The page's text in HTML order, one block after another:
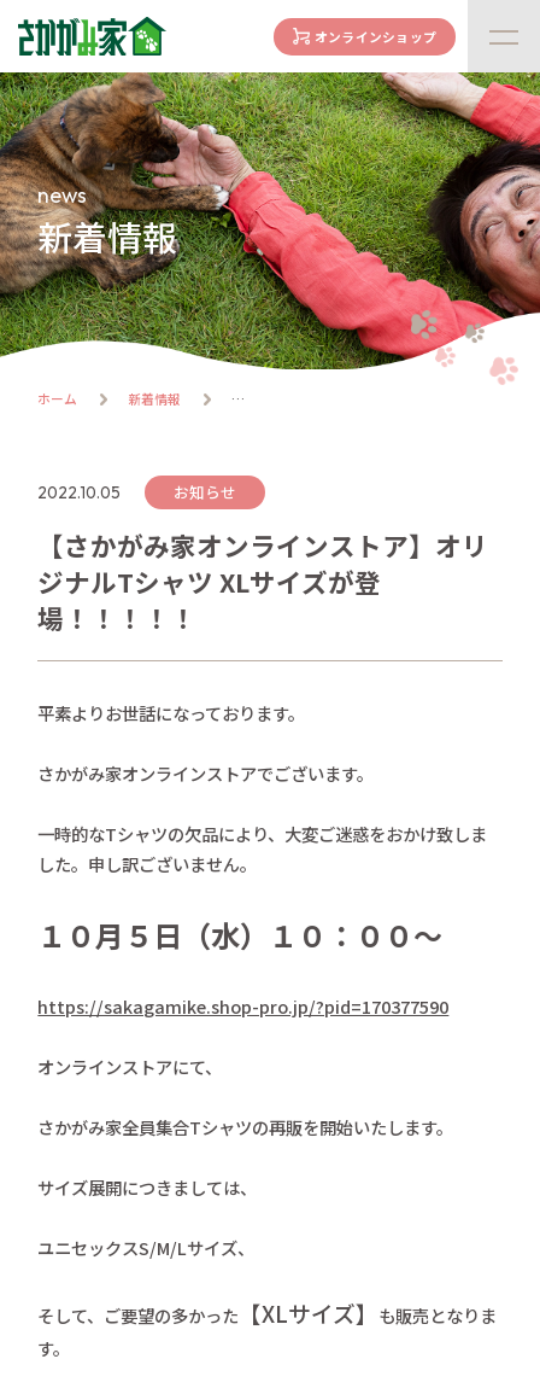
concept
さかがみ家の想い
family
家族になる前に
dogs
わんわん一覧
cats
にゃんにゃん一覧
譲渡までの流れ
ハウス紹介
online store
さかがみ家おすすめグッズ
お問い合わせ
プライバシーポリシー
オンラインショップ
news
新着情報
ホーム 新着情報
2022.10.05 お知らせ
【さかがみ家オンラインストア】オリ
ジナルTシャツ XLサイズが登
場！！！！！
平素よりお世話になっております。
さかがみ家オンラインストアでございます。
一時的なTシャツの欠品により、大変ご迷惑をおかけ致しま
した。申し訳ございません。
１０月５日（水）１０：００～
https://sakagamike.shop-pro.jp/?pid=170377590
オンラインストアにて、
さかがみ家全員集合Tシャツの再販を開始いたします。
サイズ展開につきましては、
ユニセックスS/M/Lサイズ、
そして、ご要望の多かった 【XLサイズ】
も販売となりま
す。